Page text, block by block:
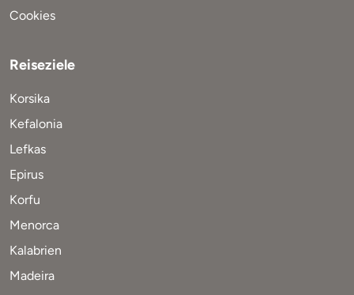
Cookies
Reiseziele
Korsika
Kefalonia
Lefkas
Epirus
Korfu
Menorca
Kalabrien
Madeira